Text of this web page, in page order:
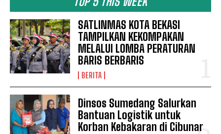
SATLINMAS KOTA BEKASI
TAMPILKAN KEKOMPAKAN
MELALUI LOMBA PERATURAN
BARIS BERBARIS
BERITA
Dinsos Sumedang Salurkan
Bantuan Logistik untuk
Korban Kebakaran di Cibunar